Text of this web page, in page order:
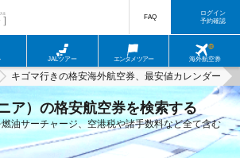
JALツアー エンタメツアー 海外航空券
FAQ
ログイン
予約確認
キゴマ行きの格安海外航空券、最安値カレンダー
ア）の格安航空券を検索する
油サーチャージ、空港税や諸手数料など全て含む